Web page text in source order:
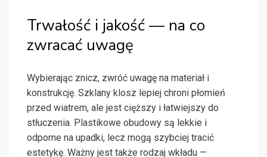
Trwałość i jakość — na co
zwracać uwagę
Wybierając znicz, zwróć uwagę na materiał i
konstrukcję. Szklany klosz lepiej chroni płomień
przed wiatrem, ale jest cięższy i łatwiejszy do
stłuczenia. Plastikowe obudowy są lekkie i
odporne na upadki, lecz mogą szybciej tracić
estetykę. Ważny jest także rodzaj wkładu —